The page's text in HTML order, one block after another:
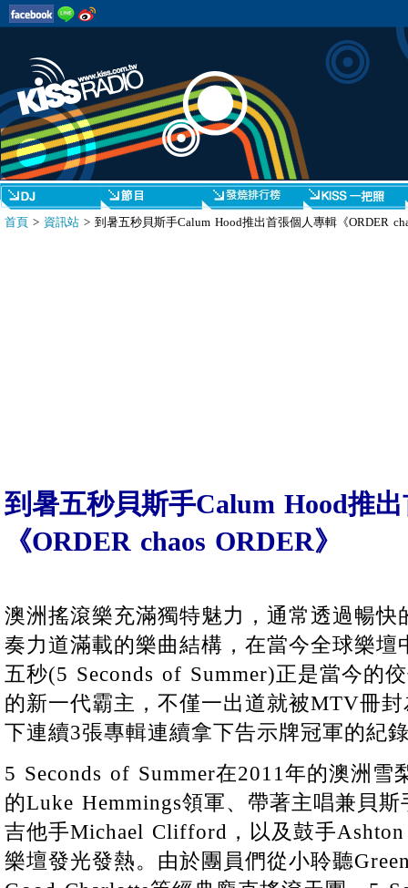
首頁 > 資訊站 > 到暑五秒貝斯手Calum Hood推出首張個人專輯《ORDER
到暑五秒貝斯手Calum Hood推
《ORDER chaos ORDER》
澳洲搖滾樂充滿獨特魅力，通常透過暢快
奏力道滿載的樂曲結構，在當今全球樂壇
五秒(5 Seconds of Summer)正是當今的
的新一代霸主，不僅一出道就被MTV冊
下連續3張專輯連續拿下告示牌冠軍的紀
5 Seconds of Summer在2011年的澳洲雪
的Luke Hemmings領軍、帶著主唱兼貝
吉他手Michael Clifford，以及鼓手
樂壇發光發熱。由於團員們從小聆聽